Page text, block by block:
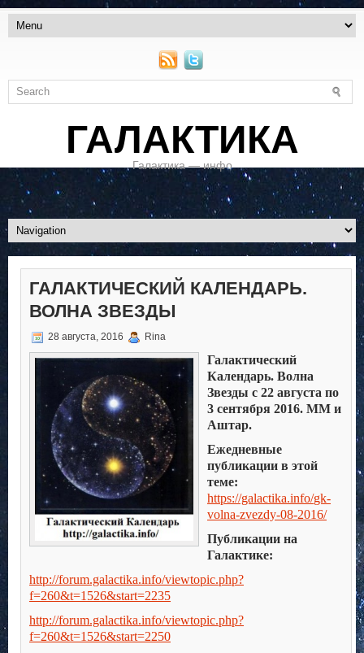
ГАЛАКТИКА
Галактика — инфо
ГАЛАКТИЧЕСКИЙ КАЛЕНДАРЬ.
ВОЛНА ЗВЕЗДЫ
28 августа, 2016 Rina
Галактический
Календарь. Волна
Звезды с 22 августа по
3 сентября 2016. ММ и
Аштар.
Ежедневные
публикации в этой
теме:
https://galactika.info/gk-
volna-zvezdy-08-2016/
Публикации на
Галактике:
http://forum.galactika.info/viewtopic.php?
f=260&t=1526&start=2235
http://forum.galactika.info/viewtopic.php?
f=260&t=1526&start=2250